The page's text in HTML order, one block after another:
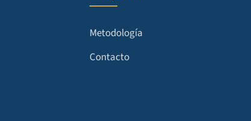
Metodología
Contacto